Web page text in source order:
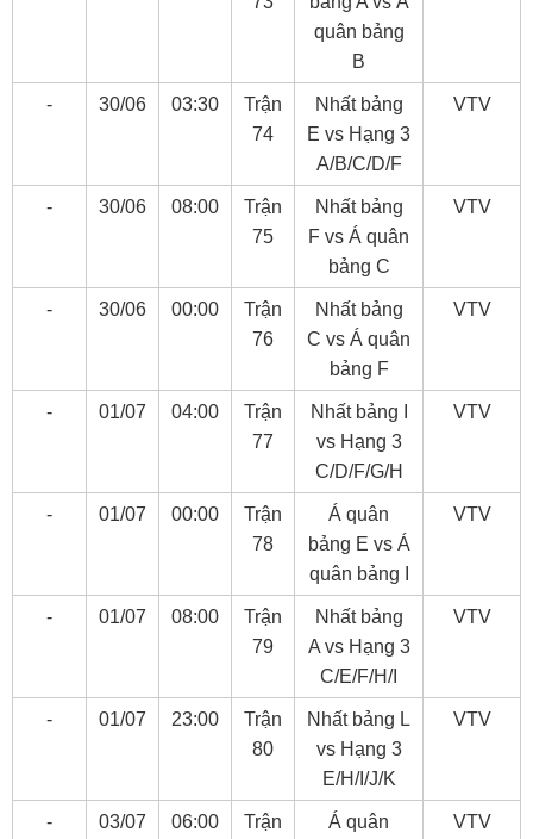
quân bảng
B
- 30/06 03:30
Trận
74
Nhất bảng
E vs Hạng 3
A/B/C/D/F
VTV
- 30/06 08:00
Trận
75
Nhất bảng
F vs Á quân
bảng C
VTV
- 30/06 00:00
Trận
76
Nhất bảng
C vs Á quân
bảng F
VTV
- 01/07 04:00
Trận
77
Nhất bảng I
vs Hạng 3
C/D/F/G/H
VTV
- 01/07 00:00
Trận
78
Á quân
bảng E vs Á
quân bảng I
VTV
- 01/07 08:00
Trận
79
Nhất bảng
A vs Hạng 3
C/E/F/H/I
VTV
- 01/07 23:00
Trận
80
Nhất bảng L
vs Hạng 3
E/H/I/J/K
VTV
- 03/07 06:00
Trận
Á quân
VTV